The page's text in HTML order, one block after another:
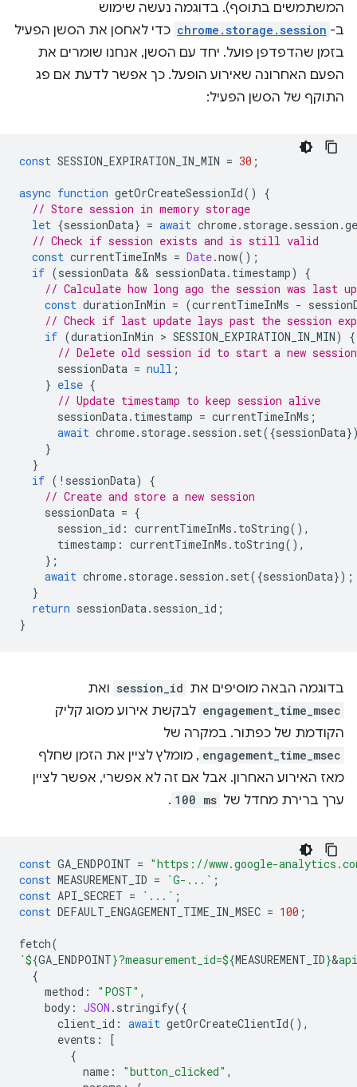
המשתמשים בתוסף). בדוגמה נעשה שימוש
ב- chrome.storage.session כדי לאחסן את הסשן הפעיל
בזמן שהדפדפן פועל. יחד עם הסשן, אנחנו שומרים את
הפעם האחרונה שאירוע הופעל. כך אפשר לדעת אם פג
התוקף של הסשן הפעיל:
const SESSION_EXPIRATION_IN_MIN = 30 ;
async function getOrCreateSessionId()
{
// Store session in memory storage
let {sessionData} = await chrome. storage. session .
// Check if session exists and is still valid
const currentTimeInMs = Date.now();
if (sessionData && sessionData. timestamp)
{
// Calculate how long ago the session was last
const durationInMin = (currentTimeInMs -
// Check if last update lays past the session
if (durationInMin > SESSION_EXPIRATION_IN_MIN)
{
// Delete old session id to start a new session
sessionData = null ;
} else {
// Update timestamp to keep session alive
sessionData. timestamp = currentTimeInMs ;
await chrome. storage. session . set({sessionData
}
}
if ( ! sessionData)
{
// Create and store a new session
sessionData = {
session_id : currentTimeInMs . toString(),
timestamp : currentTimeInMs . toString(),
};
await chrome. storage. session . set({sessionData});
}
return sessionData. session_id ;
}
בדוגמה הבאה מוסיפים את session_id ואת
engagement_time_msec לבקשת אירוע מסוג קליק
הקודמת של כפתור. במקרה של
engagement_time_msec , מומלץ לציין את הזמן שחלף
מאז האירוע האחרון. אבל אם זה לא אפשרי, אפשר לציין
ערך ברירת מחדל של 100 ms
.
const GA_ENDPOINT = "https://www.google-
const MEASUREMENT_ID = `G-...` ;
const API_SECRET = `...` ;
const DEFAULT_ENGAGEMENT_TIME_IN_MSEC = 100 ;
fetch(
`${GA_ENDPOINT}?measurement_id=${MEASUREMENT_ID}&
{
method : "POST" ,
body : JSON . stringify({
client_id : await getOrCreateClientId(),
events :
[
{
name : "button_clicked" ,